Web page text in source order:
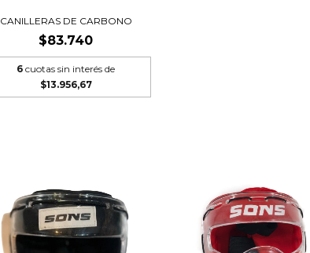
CANILLERAS DE CARBONO
$83.740
6 cuotas sin interés de
$13.956,67